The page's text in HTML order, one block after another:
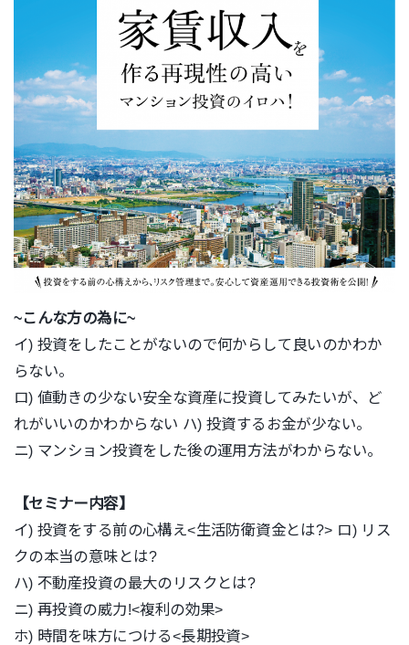
~こんな方の為に~
イ) 投資をしたことがないので何からして良いのかわか
らない。
ロ) 値動きの少ない安全な資産に投資してみたいが、ど
れがいいのかわからない ハ) 投資するお金が少ない。
ニ) マンション投資をした後の運用方法がわからない。
【セミナー内容】
イ) 投資をする前の心構え<生活防衛資金とは?> ロ) リス
クの本当の意味とは?
ハ) 不動産投資の最大のリスクとは?
ニ) 再投資の威力!<複利の効果>
ホ) 時間を味方につける<長期投資>